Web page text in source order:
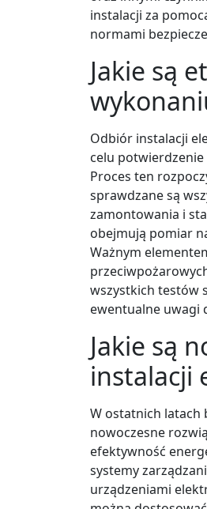
instalacji za
normami
Jakie są
Odbiór instalacji
celu
Proces ten
sprawdzane są
zamontowania i
obejmują pomiar
Ważnym
wszystkich testów
ewentualne uwagi
Jakie są
instalacji
W ostatnich latach
nowoczesne
efektywność
systemy
urządzeniami